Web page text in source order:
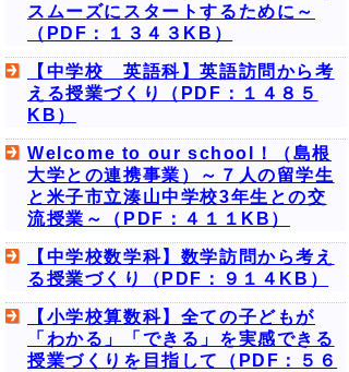
スムーズにスタートするために～
（PDF：１３４３KB）
【中学校 英語科】英語訪問から考
える授業づくり（PDF：１４８５
KB）
Welcome to our school！（島根
大学との連携事業）～７人の留学生
と米子市立湊山中学校3年生との交
流授業～（PDF：４１１KB）
【中学校数学科】数学訪問から考え
る授業づくり（PDF：９１４KB）
【小学校算数科】全ての子どもが
「わかる」「できる」を実感できる
授業づくりを目指して（PDF：５６